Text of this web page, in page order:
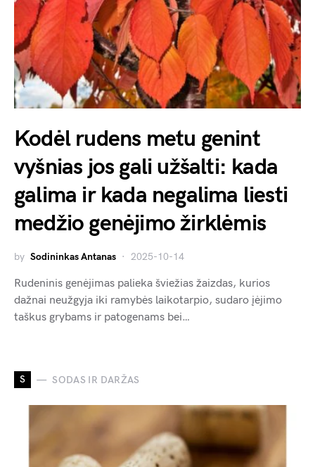
Kodėl rudens metu genint
vyšnias jos gali užšalti: kada
galima ir kada negalima liesti
medžio genėjimo žirklėmis
by Sodininkas Antanas 2025-10-14
Rudeninis genėjimas palieka šviežias žaizdas, kurios
dažnai neužgyja iki ramybės laikotarpio, sudaro įėjimo
taškus grybams ir patogenams bei…
S SODAS IR DARŽAS